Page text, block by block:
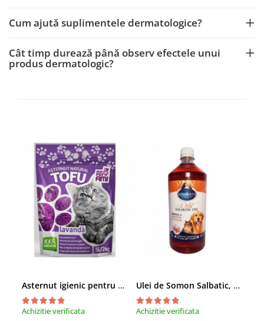
Cum ajută suplimentele dermatologice?
Cât timp durează până observ efectele unui
produs dermatologic?
Asternut igienic pentru pisici Tofu Lavanda, Mon Petit 5 l
Achizitie verificata
Ulei de Somon Salbatic, câini și pisici, piele si blană, BEST4PETS, 1l
Achizitie verificata